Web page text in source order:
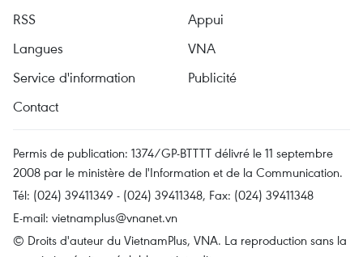
RSS
Appui
Langues
VNA
Service d'information
Publicité
Contact
Permis de publication: 1374/GP-BTTTT délivré le 11 septembre
2008 par le ministère de l'Information et de la Communication.
Tél: (024) 39411349 - (024) 39411348, Fax: (024) 39411348
E-mail: vietnamplus@vnanet.vn
© Droits d'auteur du VietnamPlus, VNA. La reproduction sans la